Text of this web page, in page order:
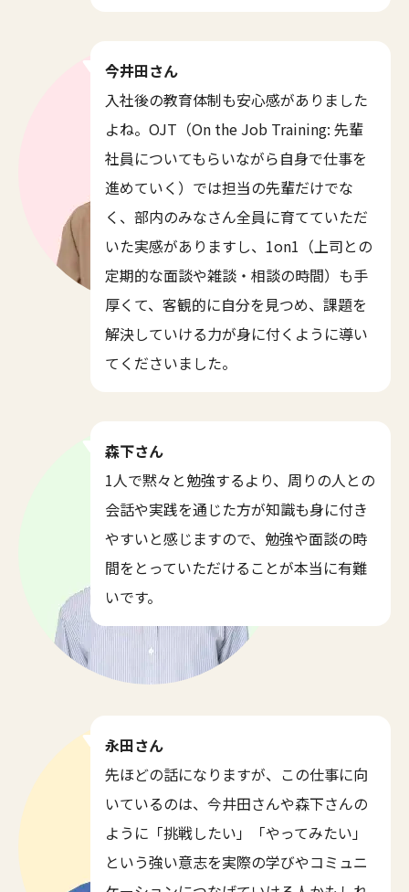
今井田さん
入社後の教育体制も安心感がありました
よね。OJT（On the Job Training: 先輩
社員についてもらいながら自身で仕事を
進めていく）では担当の先輩だけでな
く、部内のみなさん全員に育てていただ
いた実感がありますし、1on1（上司との
定期的な面談や雑談・相談の時間）も手
厚くて、客観的に自分を見つめ、課題を
解決していける力が身に付くように導い
てくださいました。
森下さん
1人で黙々と勉強するより、周りの人との
会話や実践を通じた方が知識も身に付き
やすいと感じますので、勉強や面談の時
間をとっていただけることが本当に有難
いです。
永田さん
先ほどの話になりますが、この仕事に向
いているのは、今井田さんや森下さんの
ように「挑戦したい」「やってみたい」
という強い意志を実際の学びやコミュニ